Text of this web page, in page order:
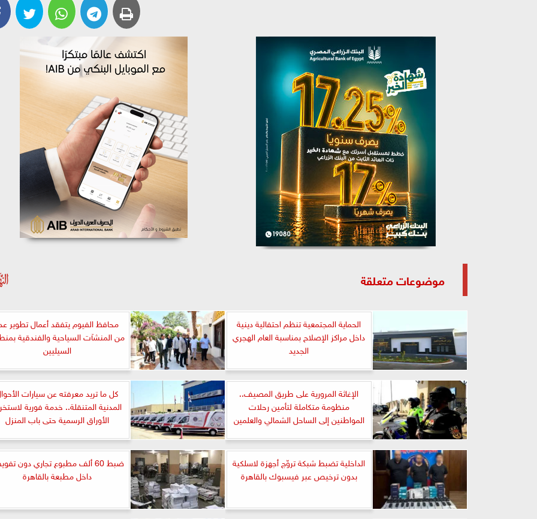
موضوعات متعلقة
الحماية المجتمعية تنظم احتفالية دينية
داخل مراكز الإصلاح بمناسبة العام الهجري
الجديد
محافظ الفيوم يتفقد أعمال تطوير
من المنشآت السياحية والفندقية
السيليين
الإغاثة المرورية على طريق المصيف..
منظومة متكاملة لتأمين رحلات
المواطنين إلى الساحل الشمالي والعلمين
كل ما تريد معرفته عن سيارات
المدنية المتنقلة.. خدمة فورية
الأوراق الرسمية حتى باب المنزل
الداخلية تضبط شبكة تروّج أجهزة لاسلكية
بدون ترخيص عبر فيسبوك بالقاهرة
ضبط 60 ألف مطبوع تجاري دون
داخل مطبعة بالقاهرة